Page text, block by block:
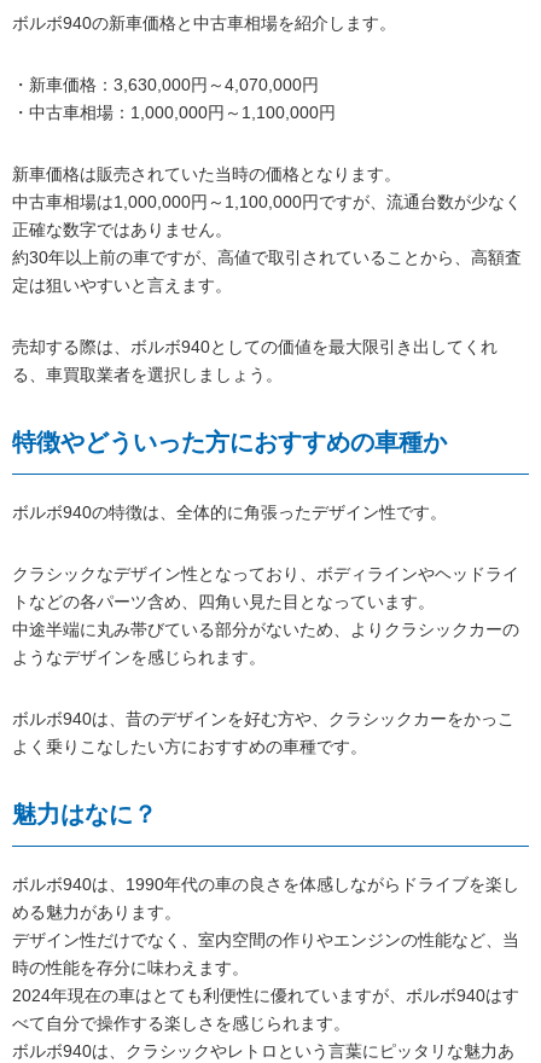
ボルボ940の新車価格と中古車相場を紹介します。
・新車価格：3,630,000円～4,070,000円
・中古車相場：1,000,000円～1,100,000円
新車価格は販売されていた当時の価格となります。
中古車相場は1,000,000円～1,100,000円ですが、流通台数が少なく
正確な数字ではありません。
約30年以上前の車ですが、高値で取引されていることから、高額査
定は狙いやすいと言えます。
売却する際は、ボルボ940としての価値を最大限引き出してくれ
る、車買取業者を選択しましょう。
特徴やどういった方におすすめの車種か
ボルボ940の特徴は、全体的に角張ったデザイン性です。
クラシックなデザイン性となっており、ボディラインやヘッドライ
トなどの各パーツ含め、四角い見た目となっています。
中途半端に丸み帯びている部分がないため、よりクラシックカーの
ようなデザインを感じられます。
ボルボ940は、昔のデザインを好む方や、クラシックカーをかっこ
よく乗りこなしたい方におすすめの車種です。
魅力はなに？
ボルボ940は、1990年代の車の良さを体感しながらドライブを楽し
める魅力があります。
デザイン性だけでなく、室内空間の作りやエンジンの性能など、当
時の性能を存分に味わえます。
2024年現在の車はとても利便性に優れていますが、ボルボ940はす
べて自分で操作する楽しさを感じられます。
ボルボ940は、クラシックやレトロという言葉にピッタリな魅力あ